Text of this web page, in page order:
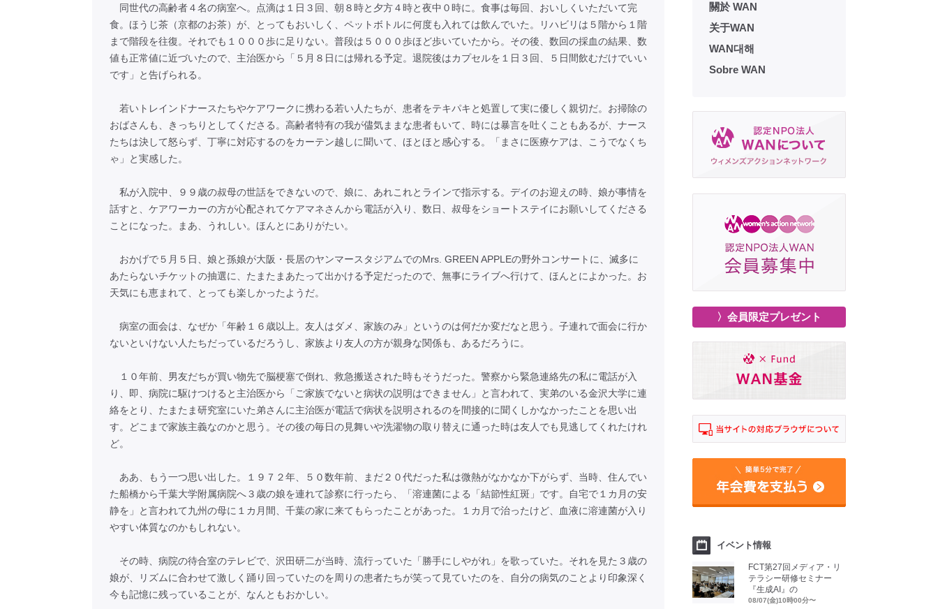
同世代の高齢者４名の病室へ。点滴は１日３回、朝８時と夕方４時と夜中０時に。食事は毎回、おいしくいただいて完
食。ほうじ茶（京都のお茶）が、とってもおいしく、ペットボトルに何度も入れては飲んでいた。リハビリは５階から１階
まで階段を往復。それでも１０００歩に足りない。普段は５０００歩ほど歩いていたから。その後、数回の採血の結果、数
値も正常値に近づいたので、主治医から「５月８日には帰れる予定。退院後はカプセルを１日３回、５日間飲むだけでいい
です」と告げられる。
若いトレインドナースたちやケアワークに携わる若い人たちが、患者をテキパキと処置して実に優しく親切だ。お掃除の
おばさんも、きっちりとしてくださる。高齢者特有の我が儘気ままな患者もいて、時には暴言を吐くこともあるが、ナース
たちは決して怒らず、丁寧に対応するのをカーテン越しに聞いて、ほとほと感心する。「まさに医療ケアは、こうでなくち
ゃ」と実感した。
私が入院中、９９歳の叔母の世話をできないので、娘に、あれこれとラインで指示する。デイのお迎えの時、娘が事情を
話すと、ケアワーカーの方が心配されてケアマネさんから電話が入り、数日、叔母をショートステイにお願いしてくださる
ことになった。まあ、うれしい。ほんとにありがたい。
おかげで５月５日、娘と孫娘が大阪・長居のヤンマースタジアムでのMrs. GREEN APPLEの野外コンサートに、滅多に
あたらないチケットの抽選に、たまたまあたって出かける予定だったので、無事にライブへ行けて、ほんとによかった。お
天気にも恵まれて、とっても楽しかったようだ。
病室の面会は、なぜか「年齢１６歳以上。友人はダメ、家族のみ」というのは何だか変だなと思う。子連れで面会に行か
ないといけない人たちだっているだろうし、家族より友人の方が親身な関係も、あるだろうに。
１０年前、男友だちが買い物先で脳梗塞で倒れ、救急搬送された時もそうだった。警察から緊急連絡先の私に電話が入
り、即、病院に駆けつけると主治医から「ご家族でないと病状の説明はできません」と言われて、実弟のいる金沢大学に連
絡をとり、たまたま研究室にいた弟さんに主治医が電話で病状を説明されるのを間接的に聞くしかなかったことを思い出
す。どこまで家族主義なのかと思う。その後の毎日の見舞いや洗濯物の取り替えに通った時は友人でも見逃してくれたけれ
ど。
ああ、もう一つ思い出した。１９７２年、５０数年前、まだ２０代だった私は微熱がなかなか下がらず、当時、住んでい
た船橋から千葉大学附属病院へ３歳の娘を連れて診察に行ったら、「溶連菌による「結節性紅斑」です。自宅で１カ月の安
静を」と言われて九州の母に１カ月間、千葉の家に来てもらったことがあった。１カ月で治ったけど、血液に溶連菌が入り
やすい体質なのかもしれない。
その時、病院の待合室のテレビで、沢田研二が当時、流行っていた「勝手にしやがれ」を歌っていた。それを見た３歳の
娘が、リズムに合わせて激しく踊り回っていたのを周りの患者たちが笑って見ていたのを、自分の病気のことより印象深く
今も記憶に残っていることが、なんともおかしい。
關於 WAN
关于WAN
WAN대해
Sobre WAN
〉会員限定プレゼント
イベント情報
FCT第27回メディア・リ
テラシー研修セミナー
『生成AI』の
08/07(金)10時00分〜